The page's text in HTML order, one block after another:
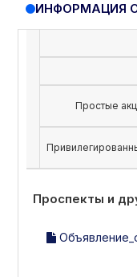
ИНФОРМАЦИЯ
Простые
Проспекты и